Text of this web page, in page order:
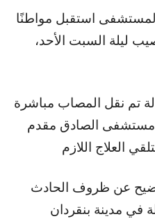
استقبل مواطنًا
ليلة السبت الأحد،
تم نقل المصاب مباشرة
الصادق مقدم
العلاج اللازم
عن ظروف الحادث
في مدينة بنقردان